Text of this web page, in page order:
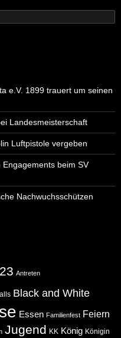
e.V. 1899 trauert um seinen
Landesmeisterschaft
Luftpistole vergeben
beim SV
Nachwuchsschützen
Antreten
Black and White
Essen Familienfest Feiern
Jugend KK König Königin